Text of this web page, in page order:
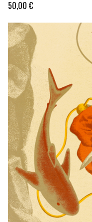
50,00 €